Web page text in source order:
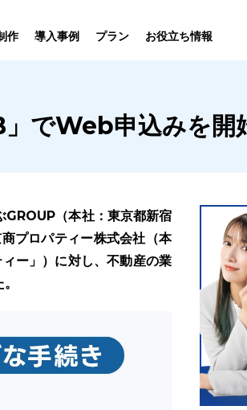
務向け機能
賃貸管理
業務向け機能
作
制作の流れ
導入事例
ーザーインタビュー
プラン お役立ち情報
お役立ちブログ
でWeb申込みを開
GROUP（本社：東京都新宿
プロパティー株式会社（本
ー」）に対し、不動産の業